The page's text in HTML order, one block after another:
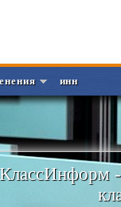
инн
КлассИнформ